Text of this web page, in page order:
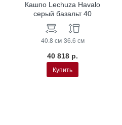
Кашпо Lechuza Havalo
серый базальт 40
40.8 см 36.6 см
40 818 р.
Купить